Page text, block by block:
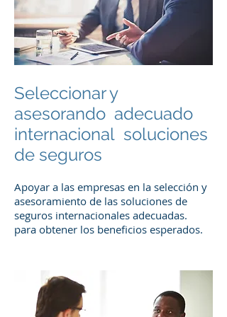
Seleccionar y
asesorando adecuado
internacional soluciones
de seguros
Apoyar a las empresas en la selección y
asesoramiento de las soluciones de
seguros internacionales adecuadas.
para obtener los beneficios esperados.